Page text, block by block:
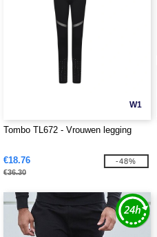
W1
Tombo TL672 - Vrouwen legging
€18.76
€36.30
-48%